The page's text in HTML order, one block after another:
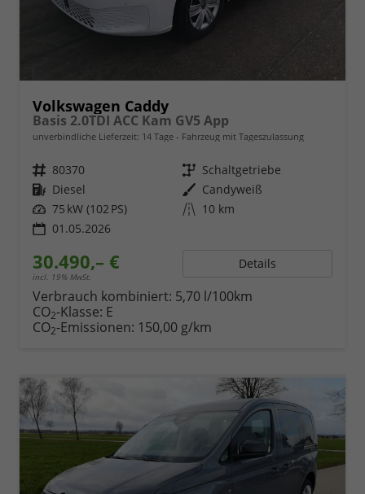
Volkswagen Caddy
Basis 2.0TDI ACC Kam GV5 App
unverbindliche Lieferzeit: 14 Tage Fahrzeug mit Tageszulassung
Fahrzeugnr. 80370 Getriebe Schaltgetriebe
Kraftstoff Diesel Außenfarbe Candyweiß
Leistung 75 kW (102 PS) Kilometerstand 10 km
01.05.2026
30.490,– €
incl. 19% MwSt.
Details
Verbrauch kombiniert: 5,70 l/100km
CO2-Klasse: E
CO2-Emissionen: 150,00 g/km